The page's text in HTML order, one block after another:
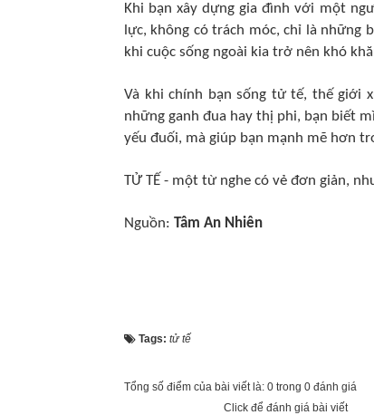
Khi bạn xây dựng gia đình với một
lực, không có trách móc, chỉ là những
khi cuộc sống ngoài kia trở nên khó
Và khi chính bạn sống tử tế, thế giới
những ganh đua hay thị phi, bạn biết
yếu đuối, mà giúp bạn mạnh mẽ hơn
TỬ TẾ - một từ nghe có vẻ đơn giản,
Nguồn: Tâm An Nhiên
Tags: tử tế
Tổng số điểm của bài viết là: 0 trong 0 đánh giá
Click để đánh giá bài viết